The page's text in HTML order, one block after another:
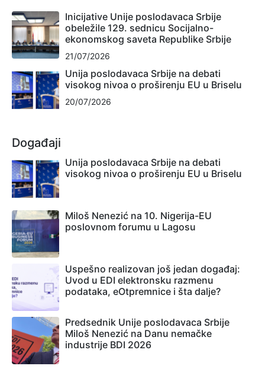
Inicijative Unije poslodavaca Srbije
obeležile 129. sednicu Socijalno-
ekonomskog saveta Republike Srbije
21/07/2026
Unija poslodavaca Srbije na debati
visokog nivoa o proširenju EU u Briselu
20/07/2026
Događaji
Unija poslodavaca Srbije na debati
visokog nivoa o proširenju EU u Briselu
Miloš Nenezić na 10. Nigerija-EU
poslovnom forumu u Lagosu
Uspešno realizovan još jedan događaj:
Uvod u EDI elektronsku razmenu
podataka, eOtpremnice i šta dalje?
Predsednik Unije poslodavaca Srbije
Miloš Nenezić na Danu nemačke
industrije BDI 2026